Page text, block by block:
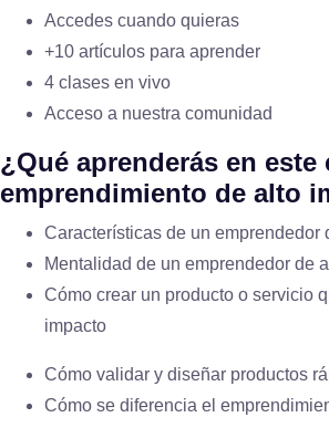
Accedes cuando quieras
+10 artículos para aprender
4 clases en vivo
Acceso a nuestra comunidad
¿Qué aprenderás en este
emprendimiento de alto
Características de un emprendedor
Mentalidad de un emprendedor de
Cómo crear un producto o servicio
impacto
Cómo validar y diseñar productos
Cómo se diferencia el